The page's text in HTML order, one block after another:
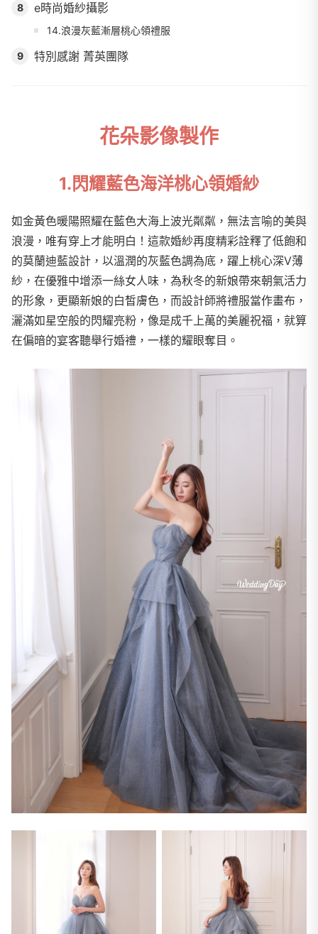
8 e時尚婚紗攝影
14.浪漫灰藍漸層桃心領禮服
9 特別感謝 菁英團隊
花朵影像製作
1.閃耀藍色海洋桃心領婚紗
如金黃色暖陽照耀在藍色大海上波光粼粼，無法言喻的美與
浪漫，唯有穿上才能明白！這款婚紗再度精彩詮釋了低飽和
的莫蘭迪藍設計，以溫潤的灰藍色調為底，躍上桃心深V薄
紗，在優雅中增添一絲女人味，為秋冬的新娘帶來朝氣活力
的形象，更顯新娘的白皙膚色，而設計師將禮服當作畫布，
灑滿如星空般的閃耀亮粉，像是成千上萬的美麗祝福，就算
在偏暗的宴客聽舉行婚禮，一樣的耀眼奪目。